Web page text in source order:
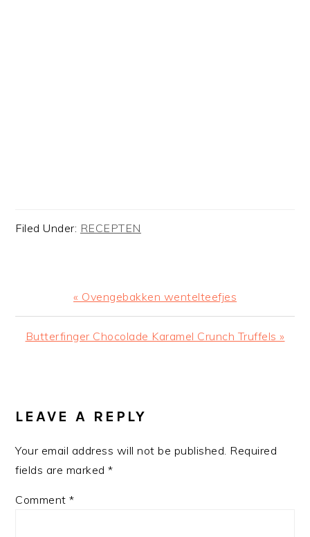
Filed Under: RECEPTEN
Previous
Post:
« Ovengebakken wentelteefjes
Next
Butterfinger Chocolade Karamel Crunch Truffels »
INTERACTIONS
LEAVE A REPLY
Your email address will not be published. Required
fields are marked*
Comment*